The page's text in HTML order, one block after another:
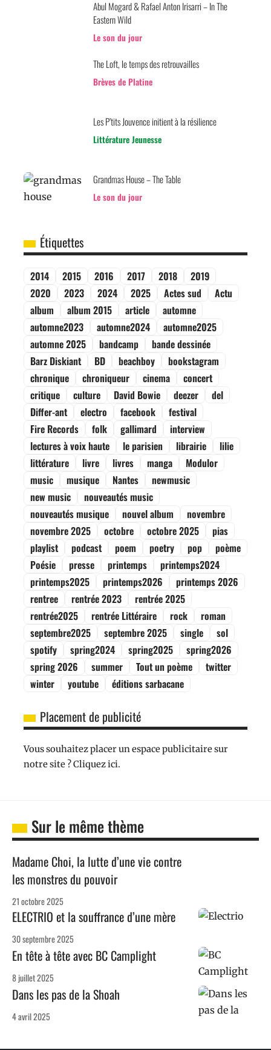
Abul Mogard & Rafael Anton Irisarri – In The
Eastern Wild
Le son du jour
The Loft, le temps des retrouvailles
Brèves de Platine
Les P’tits Jouvence initient à la résilience
Littérature Jeunesse
Grandmas House – The Table
Le son du jour
Étiquettes
2014 2015 2016 2017 2018
2019
2020
2023 2024 2025 Actes sud
Actu
album
album 2015 article
automne
automne2023
automne2024
automne2025
automne 2025
bandcamp
bande dessinée
Barz Diskiant
BD beachboy
bookstagram
chronique
chroniqueur cinema
concert
critique
culture David Bowie deezer
del
Differ-ant
electro facebook
festival
Fire Records
folk gallimard
interview
lectures à voix haute
le parisien librairie
lilie
littérature
livre livres manga
Modulor
music
musique Nantes
newmusic
new music
nouveautés music
nouveautés musique
nouvel album
novembre
novembre 2025
octobre octobre 2025
pias
playlist
podcast poem poetry pop
poème
Poésie
presse printemps
printemps2024
printemps2025
printemps2026
printemps 2026
rentree
rentrée 2023
rentrée 2025
rentrée2025
rentrée Littéraire rock
roman
septembre2025
septembre 2025 single
sol
spotify
spring2024 spring2025
spring2026
spring 2026
summer Tout un poème
twitter
winter
youtube éditions sarbacane
Placement de publicité
Vous souhaitez placer un espace publicitaire sur
notre site ? Cliquez ici.
Sur le même thème
Madame Choi, la lutte d’une vie contre
les monstres du pouvoir
21 octobre 2025
ELECTRIO et la souffrance d’une mère
30 septembre 2025
En tête à tête avec BC Camplight
8 juillet 2025
Dans les pas de la Shoah
4 avril 2025